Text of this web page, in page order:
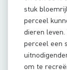
stuk
perceel
dieren
perceel een
om te